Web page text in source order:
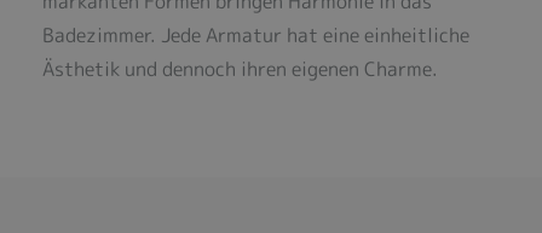
Badezimmer. Jede Armatur hat eine einheitliche
Ästhetik und dennoch ihren eigenen Charme.